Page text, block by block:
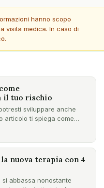
hanno scopo
visita medica. In caso di
il tuo rischio
sviluppare anche
articolo ti spiega come
nuova terapia con 4
abbassa nonostante